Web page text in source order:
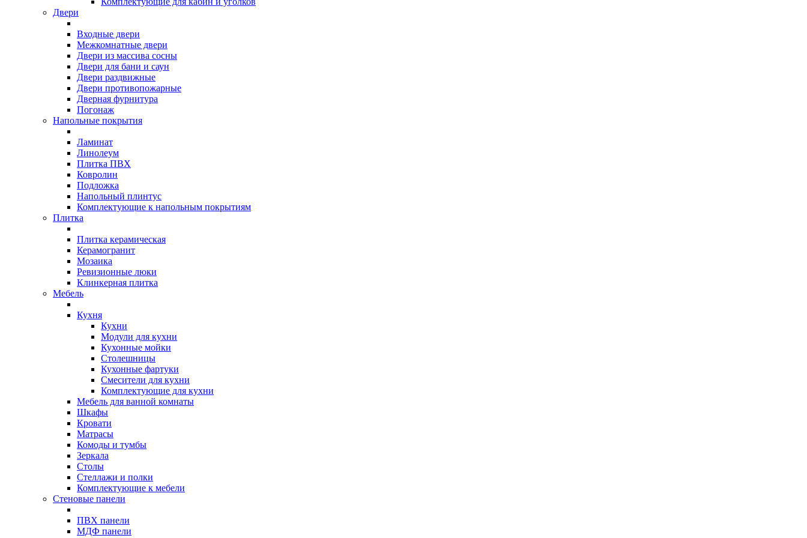
Двери
Входные двери
Межкомнатные двери
Двери из массива сосны
Двери для бани и саун
Двери раздвижные
Двери противопожарные
Дверная фурнитура
Погонаж
Напольные покрытия
Ламинат
Линолеум
Плитка ПВХ
Ковролин
Подложка
Напольный плинтус
Комплектующие к напольным покрытиям
Плитка
Плитка керамическая
Керамогранит
Мозаика
Ревизионные люки
Клинкерная плитка
Мебель
Кухня
Кухни
Модули для кухни
Кухонные мойки
Столешницы
Кухонные фартуки
Смесители для кухни
Комплектующие для кухни
Мебель для ванной комнаты
Шкафы
Кровати
Матрасы
Комоды и тумбы
Зеркала
Столы
Стеллажи и полки
Комплектующие к мебели
Стеновые панели
ПВХ панели
МДФ панели